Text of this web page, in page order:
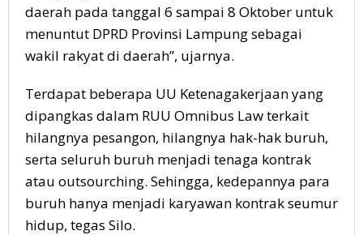
daerah pada tanggal 6 sampai 8 Oktober untuk
menuntut DPRD Provinsi Lampung sebagai
wakil rakyat di daerah”, ujarnya.
Terdapat beberapa UU Ketenagakerjaan yang
dipangkas dalam RUU Omnibus Law terkait
hilangnya pesangon, hilangnya hak-hak buruh,
serta seluruh buruh menjadi tenaga kontrak
atau outsourching. Sehingga, kedepannya para
buruh hanya menjadi karyawan kontrak seumur
hidup, tegas Silo.